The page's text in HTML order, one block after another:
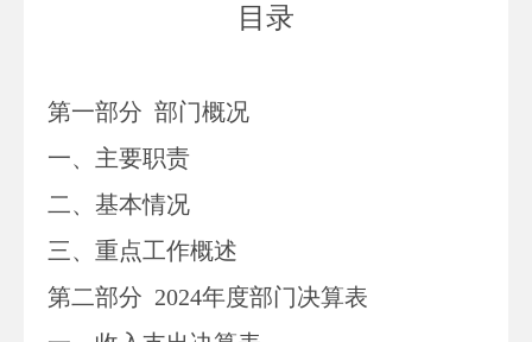
目录
第一部分 部门概况
一、主要职责
二、 基本情况
三、重点工作概述
第二部分 2024年度部门决算表